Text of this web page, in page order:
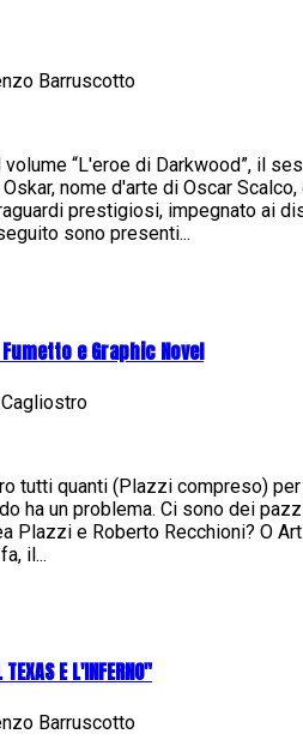
Barruscotto
“L'eroe di Darkwood”, il
nome d'arte di Oscar
prestigiosi, impegnato ai
sono presenti...
e Graphic Novel
tutti quanti (Plazzi compreso)
ha un problema. Ci sono dei
Plazzi e Roberto Recchioni? O
il...
TEXAS E L'INFERNO"
Barruscotto